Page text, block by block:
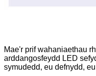
Mae'r prif wahaniaethau
arddangosfeydd LED
symudedd, eu defnydd,